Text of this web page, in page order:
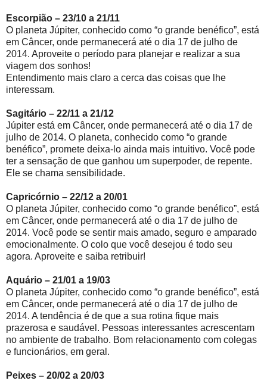
Escorpião – 23/10 a 21/11
O planeta Júpiter, conhecido como “o grande benéfico”, está
em Câncer, onde permanecerá até o dia 17 de julho de
2014. Aproveite o período para planejar e realizar a sua
viagem dos sonhos!
Entendimento mais claro a cerca das coisas que lhe
interessam.
Sagitário – 22/11 a 21/12
Júpiter está em Câncer, onde permanecerá até o dia 17 de
julho de 2014. O planeta, conhecido como “o grande
benéfico”, promete deixa-lo ainda mais intuitivo. Você pode
ter a sensação de que ganhou um superpoder, de repente.
Ele se chama sensibilidade.
Capricórnio – 22/12 a 20/01
O planeta Júpiter, conhecido como “o grande benéfico”, está
em Câncer, onde permanecerá até o dia 17 de julho de
2014. Você pode se sentir mais amado, seguro e amparado
emocionalmente. O colo que você desejou é todo seu
agora. Aproveite e saiba retribuir!
Aquário – 21/01 a 19/03
O planeta Júpiter, conhecido como “o grande benéfico”, está
em Câncer, onde permanecerá até o dia 17 de julho de
2014. A tendência é de que a sua rotina fique mais
prazerosa e saudável. Pessoas interessantes acrescentam
no ambiente de trabalho. Bom relacionamento com colegas
e funcionários, em geral.
Peixes – 20/02 a 20/03